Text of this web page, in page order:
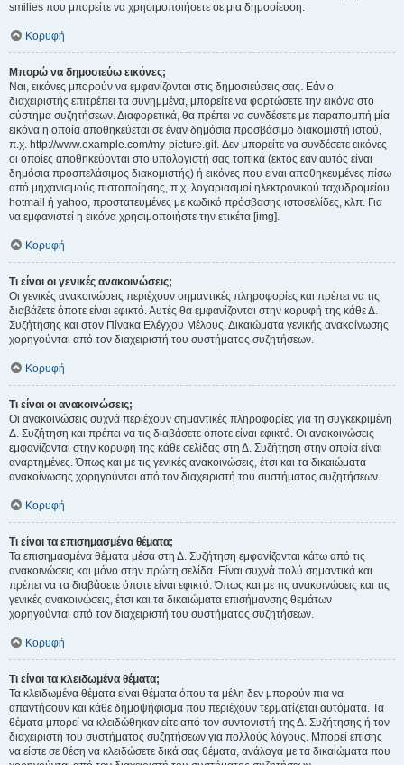
smilies που μπορείτε να χρησιμοποιήσετε σε μια δημοσίευση.
Κορυφή
Μπορώ να δημοσιεύω εικόνες;
Ναι, εικόνες μπορούν να εμφανίζονται στις δημοσιεύσεις σας. Εάν ο
διαχειριστής επιτρέπει τα συνημμένα, μπορείτε να φορτώσετε την εικόνα στο
σύστημα συζητήσεων. Διαφορετικά, θα πρέπει να συνδέσετε με παραπομπή μία
εικόνα η οποία αποθηκεύεται σε έναν δημόσια προσβάσιμο διακομιστή ιστού,
π.χ. http://www.example.com/my-picture.gif. Δεν μπορείτε να συνδέσετε εικόνες
οι οποίες αποθηκεύονται στο υπολογιστή σας τοπικά (εκτός εάν αυτός είναι
δημόσια προσπελάσιμος διακομιστής) ή εικόνες που είναι αποθηκευμένες πίσω
από μηχανισμούς πιστοποίησης, π.χ. λογαριασμοί ηλεκτρονικού ταχυδρομείου
hotmail ή yahoo, προστατευμένες με κωδικό πρόσβασης ιστοσελίδες, κλπ. Για
να εμφανιστεί η εικόνα χρησιμοποιήστε την ετικέτα [img].
Κορυφή
Τι είναι οι γενικές ανακοινώσεις;
Οι γενικές ανακοινώσεις περιέχουν σημαντικές πληροφορίες και πρέπει να τις
διαβάζετε όποτε είναι εφικτό. Αυτές θα εμφανίζονται στην κορυφή της κάθε Δ.
Συζήτησης και στον Πίνακα Ελέγχου Μέλους. Δικαιώματα γενικής ανακοίνωσης
χορηγούνται από τον διαχειριστή του συστήματος συζητήσεων.
Κορυφή
Τι είναι οι ανακοινώσεις;
Οι ανακοινώσεις συχνά περιέχουν σημαντικές πληροφορίες για τη συγκεκριμένη
Δ. Συζήτηση και πρέπει να τις διαβάσετε όποτε είναι εφικτό. Οι ανακοινώσεις
εμφανίζονται στην κορυφή της κάθε σελίδας στη Δ. Συζήτηση στην οποία είναι
αναρτημένες. Όπως και με τις γενικές ανακοινώσεις, έτσι και τα δικαιώματα
ανακοίνωσης χορηγούνται από τον διαχειριστή του συστήματος συζητήσεων.
Κορυφή
Τι είναι τα επισημασμένα θέματα;
Τα επισημασμένα θέματα μέσα στη Δ. Συζήτηση εμφανίζονται κάτω από τις
ανακοινώσεις και μόνο στην πρώτη σελίδα. Είναι συχνά πολύ σημαντικά και
πρέπει να τα διαβάσετε όποτε είναι εφικτό. Όπως και με τις ανακοινώσεις και τις
γενικές ανακοινώσεις, έτσι και τα δικαιώματα επισήμανσης θεμάτων
χορηγούνται από τον διαχειριστή του συστήματος συζητήσεων.
Κορυφή
Τι είναι τα κλειδωμένα θέματα;
Τα κλειδωμένα θέματα είναι θέματα όπου τα μέλη δεν μπορούν πια να
απαντήσουν και κάθε δημοψήφισμα που περιέχουν τερματίζεται αυτόματα. Τα
θέματα μπορεί να κλειδώθηκαν είτε από τον συντονιστή της Δ. Συζήτησης ή τον
διαχειριστή του συστήματος συζητήσεων για πολλούς λόγους. Μπορεί επίσης
να είστε σε θέση να κλειδώσετε δικά σας θέματα, ανάλογα με τα δικαιώματα που